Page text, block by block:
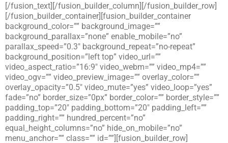
[/fusion_text][/fusion_builder_column][/fusion_builder_row]
[/fusion_builder_container][fusion_builder_container
background_color=”” background_image=””
background_parallax=”none” enable_mobile=”no”
parallax_speed=”0.3″ background_repeat=”no-repeat”
background_position=”left top” video_url=””
video_aspect_ratio=”16:9″ video_webm=”” video_mp4=””
video_ogv=”” video_preview_image=”” overlay_color=””
overlay_opacity=”0.5″ video_mute=”yes” video_loop=”yes”
fade=”no” border_size=”0px” border_color=”” border_style=””
padding_top=”20″ padding_bottom=”20″ padding_left=””
padding_right=”” hundred_percent=”no”
equal_height_columns=”no” hide_on_mobile=”no”
menu_anchor=”” class=”” id=””][fusion_builder_row]